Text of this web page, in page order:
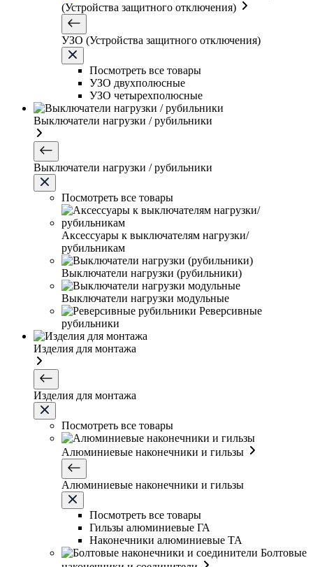
(Устройства защитного отключения)
УЗО (Устройства защитного отключения)
Посмотреть все товары
УЗО двухполюсные
УЗО четырехполюсные
Выключатели нагрузки / рубильники
Выключатели нагрузки / рубильники
Посмотреть все товары
Аксессуары к выключателям нагрузки/
рубильникам
Выключатели нагрузки (рубильники)
Выключатели нагрузки модульные
Реверсивные
рубильники
Изделия для монтажа
Изделия для монтажа
Посмотреть все товары
Алюминиевые наконечники и гильзы
Алюминиевые наконечники и гильзы
Посмотреть все товары
Гильзы алюминиевые ГА
Наконечники алюминиевые ТА
Болтовые